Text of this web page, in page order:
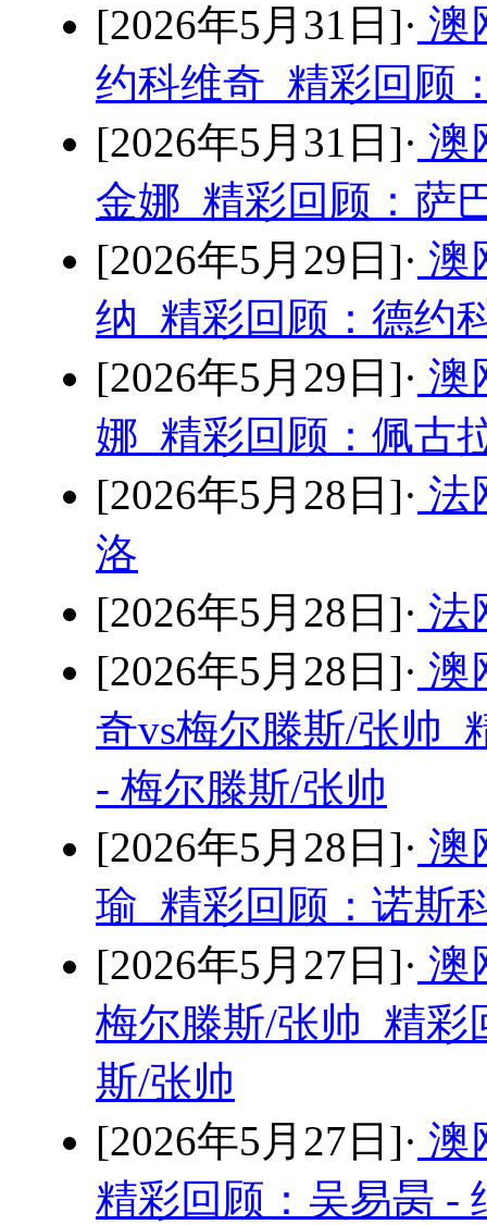
[2026年5月31日]· 澳
约科维奇 精彩回顾
[2026年5月31日]· 澳
金娜 精彩回顾：萨
[2026年5月29日]· 澳
纳 精彩回顾：德约
[2026年5月29日]· 澳
娜 精彩回顾：佩古
[2026年5月28日]· 法
洛
[2026年5月28日]· 法
[2026年5月28日]· 澳
奇vs梅尔滕斯/张帅
- 梅尔滕斯/张帅
[2026年5月28日]· 澳
瑜 精彩回顾：诺斯
[2026年5月27日]· 澳
梅尔滕斯/张帅 精彩
斯/张帅
[2026年5月27日]· 澳
精彩回顾：吴易昺 -